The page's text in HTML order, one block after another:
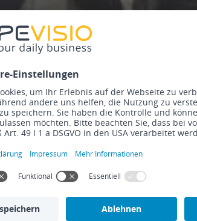
Radiology (ESR) stellte während der
um und erreichte dadurch eine
Homeoffice.